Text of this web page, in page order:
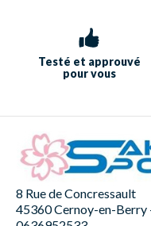
Testé et approuvé
pour vous
8 Rue de Concressault
45360 Cernoy-en-Berry